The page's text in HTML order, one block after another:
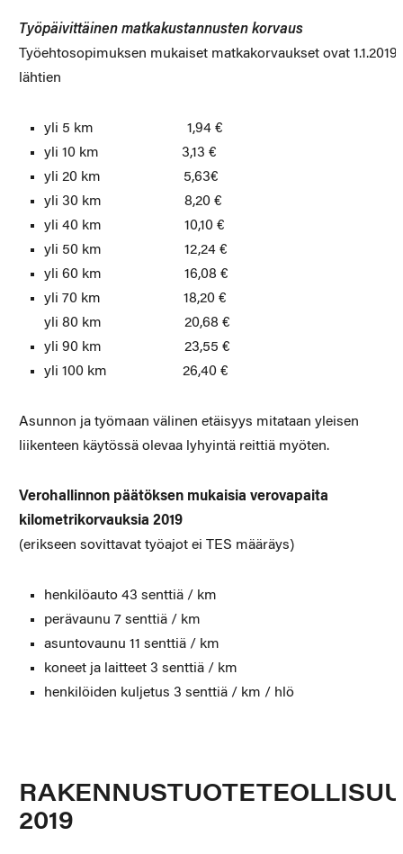
Työpäivittäinen matkakustannusten korvaus
Työehtosopimuksen mukaiset matkakorvaukset ovat 1.1.2019
lähtien
yli 5 km 1,94 €
yli 10 km 3,13 €
yli 20 km 5,63€
yli 30 km 8,20 €
yli 40 km 10,10 €
yli 50 km 12,24 €
yli 60 km 16,08 €
yli 70 km 18,20 €
yli 80 km 20,68 €
yli 90 km 23,55 €
yli 100 km 26,40 €
Asunnon ja työmaan välinen etäisyys mitataan yleisen
liikenteen käytössä olevaa lyhyintä reittiä myöten.
Verohallinnon päätöksen mukaisia verovapaita
kilometrikorvauksia 2019
(erikseen sovittavat työajot ei TES määräys)
henkilöauto 43 senttiä / km
perävaunu 7 senttiä / km
asuntovaunu 11 senttiä / km
koneet ja laitteet 3 senttiä / km
henkilöiden kuljetus 3 senttiä / km / hlö
2019